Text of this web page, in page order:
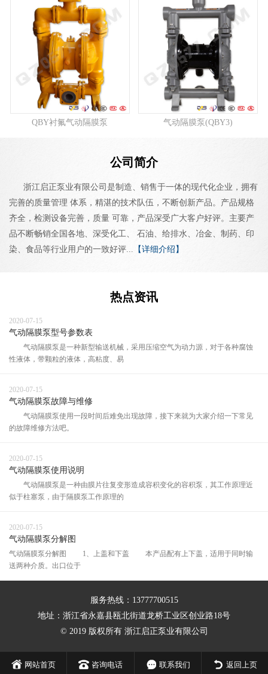
QBY衬氟气动隔膜泵 气动隔膜泵(QBY3)
公司简介
浙江启正泵业有限公司是制造、销售于一体的现代化企业，拥有
完善的质量管理 体系，精湛的技术队伍，不断创新产品。产品规格
齐全，检测设备完善，质量 可靠，产品深受广大客户好评。主要产
品不断畅销全国各地、深受化工、 石油、给排水、冶金、制药、印
染、食品等行业用户的一致好评... 【详细介绍】
热点资讯
2020-07-15
气动隔膜泵型号参数表
气动隔膜泵是一种新型输送机械，采用压缩空气为动力源，对于各种腐蚀
性液体，带颗粒的液体，高粘度、易
2020-07-15
气动隔膜泵故障与维修
气动隔膜泵使用一段时间后难免出现故障，接下来就为大家介绍一下常见
的故障维修方法吧。
2020-07-15
气动隔膜泵使用说明
气动隔膜泵是一种由膜片往复变形造成容积变化的容积泵，其工作原理近
似于柱塞泵，由于隔膜泵工作原理的
2020-07-15
气动隔膜泵分解图
气动隔膜泵分解图 1、上盖和下盖 本产品配有上下盖，适用于同时输
送两种介质。出口位于
服务热线：13777700515
地址：浙江省永嘉县瓯北街道龙桥工业区创业路18号
© 2019 版权所有 浙江启正泵业有限公司
网站首页 咨询电话 联系我们 返回上页